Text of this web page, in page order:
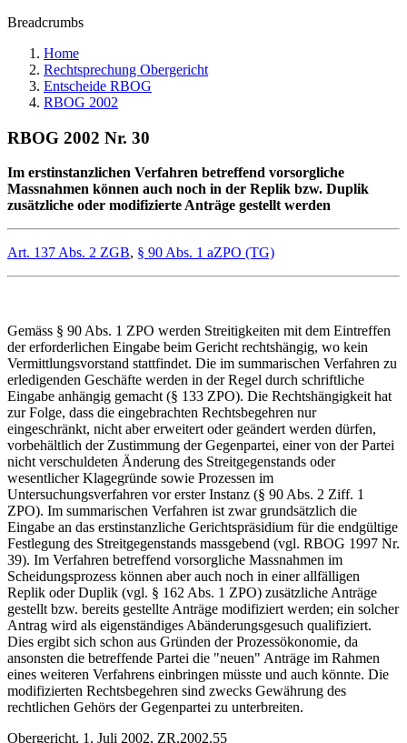
Breadcrumbs
Home
Rechtsprechung Obergericht
Entscheide RBOG
RBOG 2002
RBOG 2002 Nr. 30
Im erstinstanzlichen Verfahren betreffend vorsorgliche
Massnahmen können auch noch in der Replik bzw. Duplik
zusätzliche oder modifizierte Anträge gestellt werden
Art. 137 Abs. 2 ZGB, § 90 Abs. 1 aZPO (TG)
Gemäss § 90 Abs. 1 ZPO werden Streitigkeiten mit dem Eintreffen
der erforderlichen Eingabe beim Gericht rechtshängig, wo kein
Vermittlungsvorstand stattfindet. Die im summarischen Verfahren zu
erledigenden Geschäfte werden in der Regel durch schriftliche
Eingabe anhängig gemacht (§ 133 ZPO). Die Rechtshängigkeit hat
zur Folge, dass die eingebrachten Rechtsbegehren nur
eingeschränkt, nicht aber erweitert oder geändert werden dürfen,
vorbehältlich der Zustimmung der Gegenpartei, einer von der Partei
nicht verschuldeten Änderung des Streitgegenstands oder
wesentlicher Klagegründe sowie Prozessen im
Untersuchungsverfahren vor erster Instanz (§ 90 Abs. 2 Ziff. 1
ZPO). Im summarischen Verfahren ist zwar grundsätzlich die
Eingabe an das erstinstanzliche Gerichtspräsidium für die endgültige
Festlegung des Streitgegenstands massgebend (vgl. RBOG 1997 Nr.
39). Im Verfahren betreffend vorsorgliche Massnahmen im
Scheidungsprozess können aber auch noch in einer allfälligen
Replik oder Duplik (vgl. § 162 Abs. 1 ZPO) zusätzliche Anträge
gestellt bzw. bereits gestellte Anträge modifiziert werden; ein solcher
Antrag wird als eigenständiges Abänderungsgesuch qualifiziert.
Dies ergibt sich schon aus Gründen der Prozessökonomie, da
ansonsten die betreffende Partei die "neuen" Anträge im Rahmen
eines weiteren Verfahrens einbringen müsste und auch könnte. Die
modifizierten Rechtsbegehren sind zwecks Gewährung des
rechtlichen Gehörs der Gegenpartei zu unterbreiten.
Obergericht, 1. Juli 2002, ZR.2002.55